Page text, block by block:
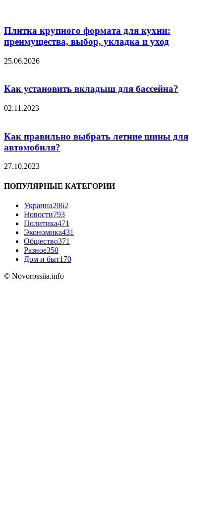
Плитка крупного формата для кухни:
преимущества, выбор, укладка и уход
25.06.2026
Как установить вкладыш для бассейна?
02.11.2023
Как правильно выбрать летние шины для
автомобиля?
27.10.2023
ПОПУЛЯРНЫЕ КАТЕГОРИИ
Украина2062
Новости793
Политика471
Экономика431
Общество371
Разное350
Дом и быт170
© Novorossiia.info